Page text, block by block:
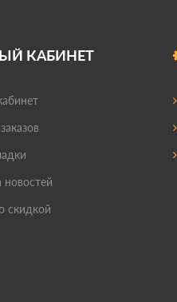
КАБИНЕТ
новостей
скидкой